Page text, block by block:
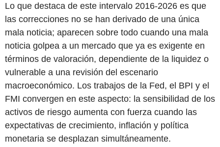
Lo que destaca de este intervalo 2016-2026 es que
las correcciones no se han derivado de una única
mala noticia; aparecen sobre todo cuando una mala
noticia golpea a un mercado que ya es exigente en
términos de valoración, dependiente de la liquidez o
vulnerable a una revisión del escenario
macroeconómico. Los trabajos de la Fed, el BPI y el
FMI convergen en este aspecto: la sensibilidad de los
activos de riesgo aumenta con fuerza cuando las
expectativas de crecimiento, inflación y política
monetaria se desplazan simultáneamente.